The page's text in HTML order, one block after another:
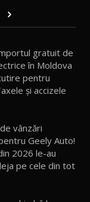
4MATIC+ /
AutoBlog.MD
gratuit de
în Moldova
pentru
și accizele
vânzări
Geely Auto!
2026 le-au
pe cele din tot